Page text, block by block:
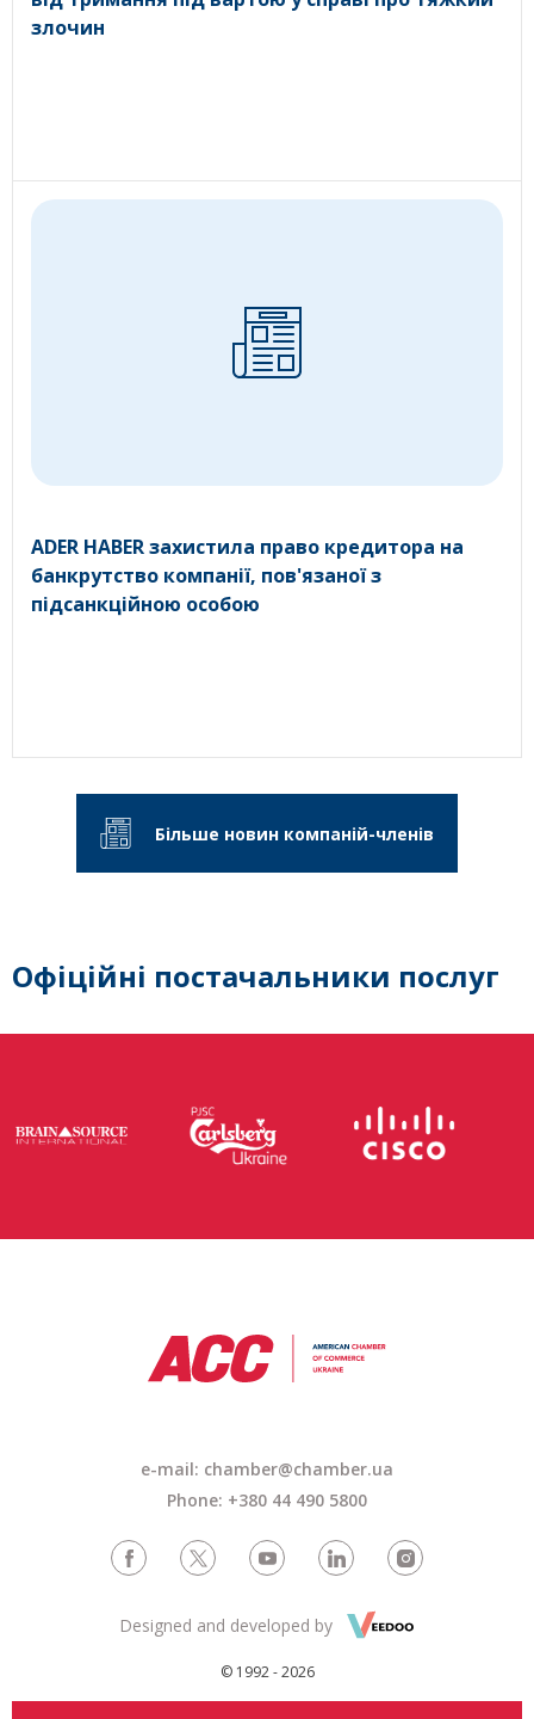
злочин
ADER HABER захистила право кредитора на
банкрутство компанії, пов'язаної з
підсанкційною особою
Більше новин компаній-членів
Офіційні постачальники послуг
e-mail: chamber@chamber.ua
Phone: +380 44 490 5800
© 1992 - 2026
Designed and developed by